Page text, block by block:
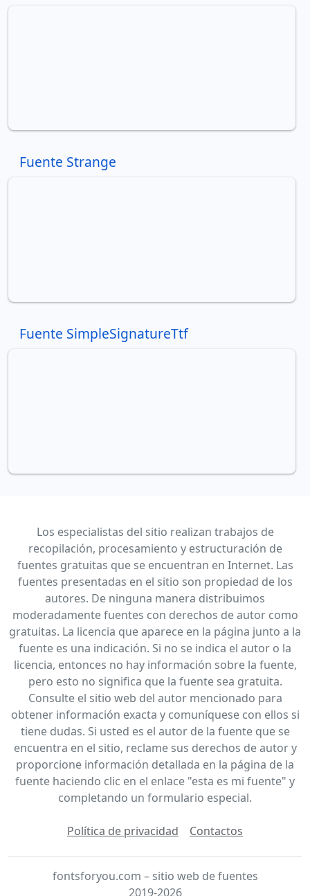
Fuente Strange
Fuente SimpleSignatureTtf
Los especialistas del sitio realizan trabajos de
recopilación, procesamiento y estructuración de
fuentes gratuitas que se encuentran en Internet. Las
fuentes presentadas en el sitio son propiedad de los
autores. De ninguna manera distribuimos
moderadamente fuentes con derechos de autor como
gratuitas. La licencia que aparece en la página junto a la
fuente es una indicación. Si no se indica el autor o la
licencia, entonces no hay información sobre la fuente,
pero esto no significa que la fuente sea gratuita.
Consulte el sitio web del autor mencionado para
obtener información exacta y comuníquese con ellos si
tiene dudas. Si usted es el autor de la fuente que se
encuentra en el sitio, reclame sus derechos de autor y
proporcione información detallada en la página de la
fuente haciendo clic en el enlace "esta es mi fuente" y
completando un formulario especial.
Política de privacidad Contactos
fontsforyou.com – sitio web de fuentes
2019-2026